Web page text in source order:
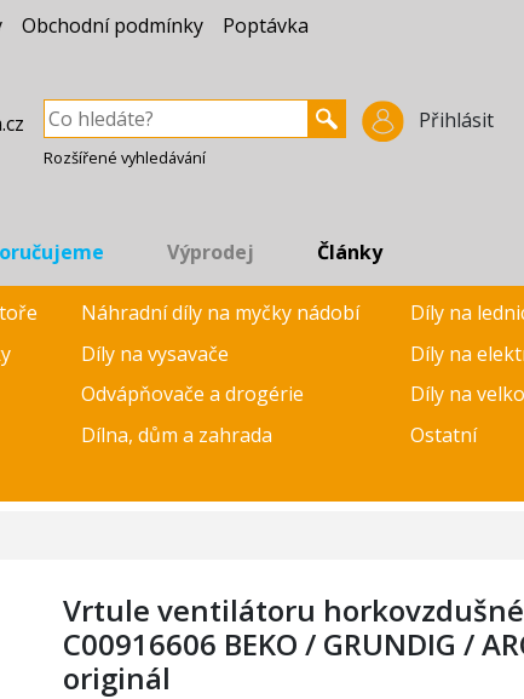
Obchodní podmínky Poptávka
Přihlásit
Rozšířené vyhledávání
Výprodej Články
Náhradní díly na myčky nádobí
Díly na
Díly na vysavače
Díly na
Odvápňovače a drogérie
Díly na
Dílna, dům a zahrada
Ostatní
Vrtule ventilátoru
C00916606 BEKO / GRUNDIG /
originál